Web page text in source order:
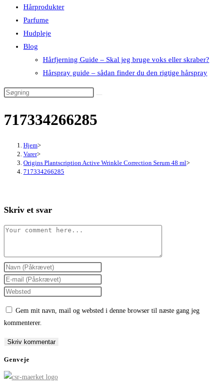
Hårprodukter
Parfume
Hudpleje
Blog
Hårfjerning Guide – Skal jeg bruge voks eller skraber?
Hårspray guide – sådan finder du den rigtige hårspray
717334266285
Hjem>
Varer>
Origins Plantscription Active Wrinkle Correction Serum 48 ml>
717334266285
Skriv et svar
Comment
Enter
your
name
comment
Enter
your
comment
Enter
(optional)
Gem mit navn, mail og websted i denne browser til næste gang jeg
kommenterer.
Genveje